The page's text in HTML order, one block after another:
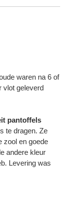
waren na 6 of
vlot geleverd
pantoffels
te dragen. Ze
zool en goede
andere kleur
Levering was